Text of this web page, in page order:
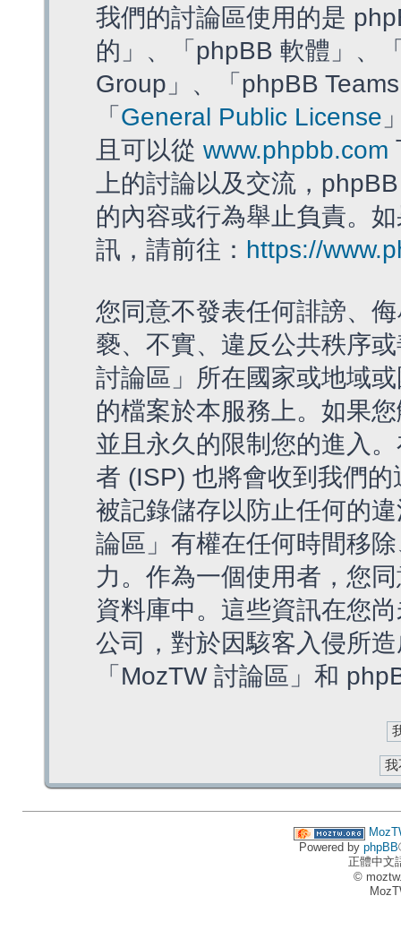
我們的討論區使用的是
的」、「phpBB 軟體」、
Group」、「phpBB
「 General Public License
且可以從 www.phpbb.com
上的討論以及交流，
的內容或行為舉止負責。
訊，請前往： https://
您同意不發表任何誹謗、
褻、不實、違反公共秩序
討論區」所在國家或地域
的檔案於本服務上。如果
並且永久的限制您的進入
者 (ISP) 也將會收到我們
被記錄儲存以防止任何的
論區」有權在任何時間移
力。作為一個使用者，您
資料庫中。這些資訊在您
公司，對於因駭客入侵所
「MozTW 討論區」和
Powered by phpBB
正體中文
©